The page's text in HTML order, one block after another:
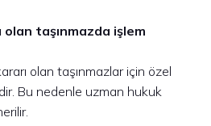
olan taşınmazda işlem
olan taşınmazlar için özel
Bu nedenle uzman hukuk